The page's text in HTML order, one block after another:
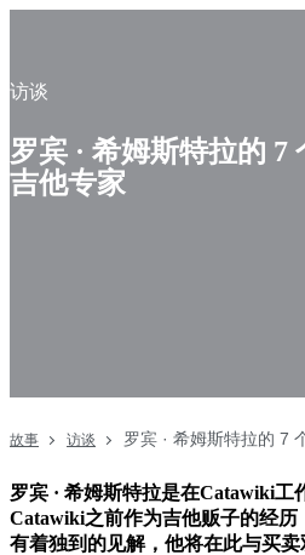
访谈
罗宾 · 希姆斯特拉的 7
吉他专家
故事 访谈 罗宾 · 希姆斯特拉的 7
罗宾 · 希姆斯特拉是在Catawiki工
Catawiki之前作为吉他贩子的经
有着独到的见解，他将在此与买